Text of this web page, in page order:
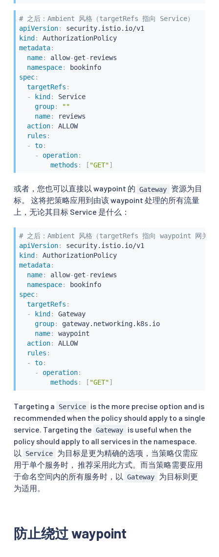
# 之后：Ambient 风格（targetRefs 指向 Service）
apiVersion:
kind :
AuthorizationPolicy
metadata:
name: allow-get- reviews
namespace:
bookinfo
spec:
targetRefs :
-
kind :
Service
group:
""
name:
reviews
action:
ALLOW
rules :
-
to:
-
operation:
methods : [ "GET"]
或者，您也可以直接以 waypoint 的 Gateway
资源为目
标。 这将把策略应用到由该 waypoint 处理的所有流量
上，无论其目标 Service 是什么：
# 之后：Ambient 风格（targetRefs 指向 waypoint 网关）
apiVersion:
security.istio.io/v1
kind :
AuthorizationPolicy
metadata:
name: allow-get- reviews
namespace:
bookinfo
spec:
targetRefs :
-
kind :
Gateway
group:
gateway.networking.k8s.io
name:
waypoint
action:
ALLOW
rules :
-
to:
-
operation:
methods : [ "GET"]
Targeting a Service
is the more precise option and is
recommended when the policy should apply to a single
service. Targeting the Gateway
is useful when the
policy should apply to all services in the namespace.
以
Service
为目标是更为精确的选项，当策略仅需应
用于单个服务时， 推荐采用此方式。而当策略需要应用
于命名空间内的所有服务时，以
Gateway
为目标则更
为适用。
防止绕过 waypoint